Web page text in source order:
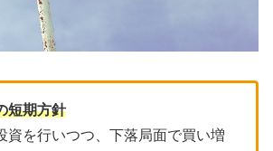
短期方針
資を行いつつ、下落局面で買い増